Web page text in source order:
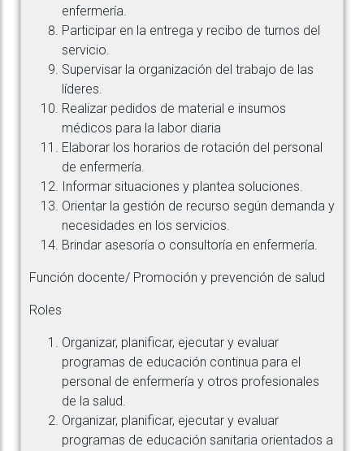
enfermería.
Participar en la entrega y recibo de turnos del
servicio.
Supervisar la organización del trabajo de las
líderes.
Realizar pedidos de material e insumos
médicos para la labor diaria
Elaborar los horarios de rotación del personal
de enfermería.
Informar situaciones y plantea soluciones.
Orientar la gestión de recurso según demanda y
necesidades en los servicios.
Brindar asesoría o consultoría en enfermería.
Función docente/ Promoción y prevención de salud
Roles
Organizar, planificar, ejecutar y evaluar
programas de educación continua para el
personal de enfermería y otros profesionales
de la salud.
Organizar, planificar, ejecutar y evaluar
programas de educación sanitaria orientados a